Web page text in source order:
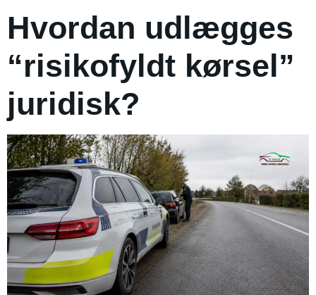
Hvordan udlægges
“risikofyldt kørsel”
juridisk?